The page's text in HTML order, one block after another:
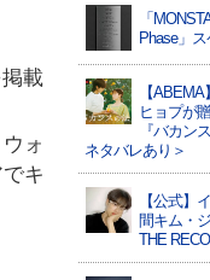
載
ォ
キ
「
Phase」
【
ヒョプが
『バカン
ネタバレあり＞
【公式】
間キム・
THE